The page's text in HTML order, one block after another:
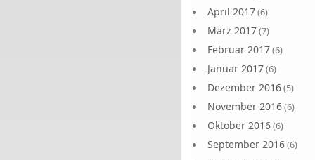
April 2017(6)
März 2017(7)
Februar 2017(6)
Januar 2017(6)
Dezember 2016(5)
November 2016(6)
Oktober 2016(6)
September 2016(6)